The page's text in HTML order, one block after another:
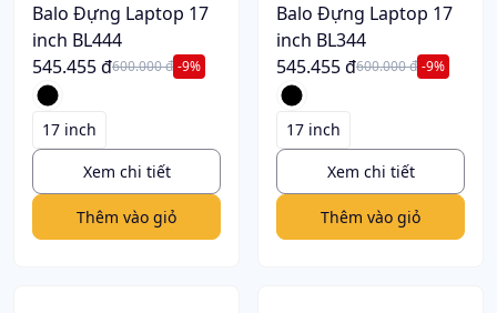
Balo Đựng Laptop 17
inch BL444
545.455 đ600.000 đ -9%
17 inch
Xem chi tiết
Thêm vào giỏ
Balo Đựng Laptop 17
inch BL344
545.455 đ600.000 đ -9%
17 inch
Xem chi tiết
Thêm vào giỏ